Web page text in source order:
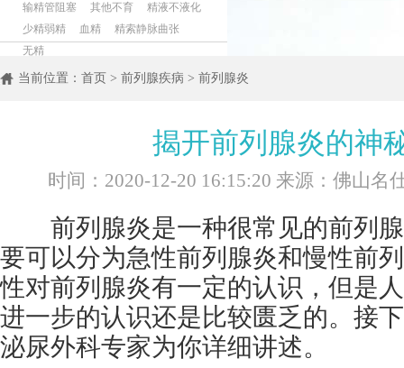
输精管阻塞 其他不育
精液不液化
少精弱精
血精
精索静脉曲张
无精
当前位置： 首页 > 前列腺疾病 > 前列腺炎
揭开前列腺炎的神
时间：2020-12-20 16:15:20 来源：佛山名
前列腺炎是一种很常见的前列腺
要可以分为急性前列腺炎和慢性前
性对前列腺炎有一定的认识，但是
进一步的认识还是比较匮乏的。接
泌尿外科专家为你详细讲述。